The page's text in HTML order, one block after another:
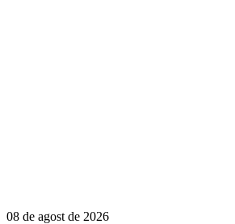
08 de agost de 2026